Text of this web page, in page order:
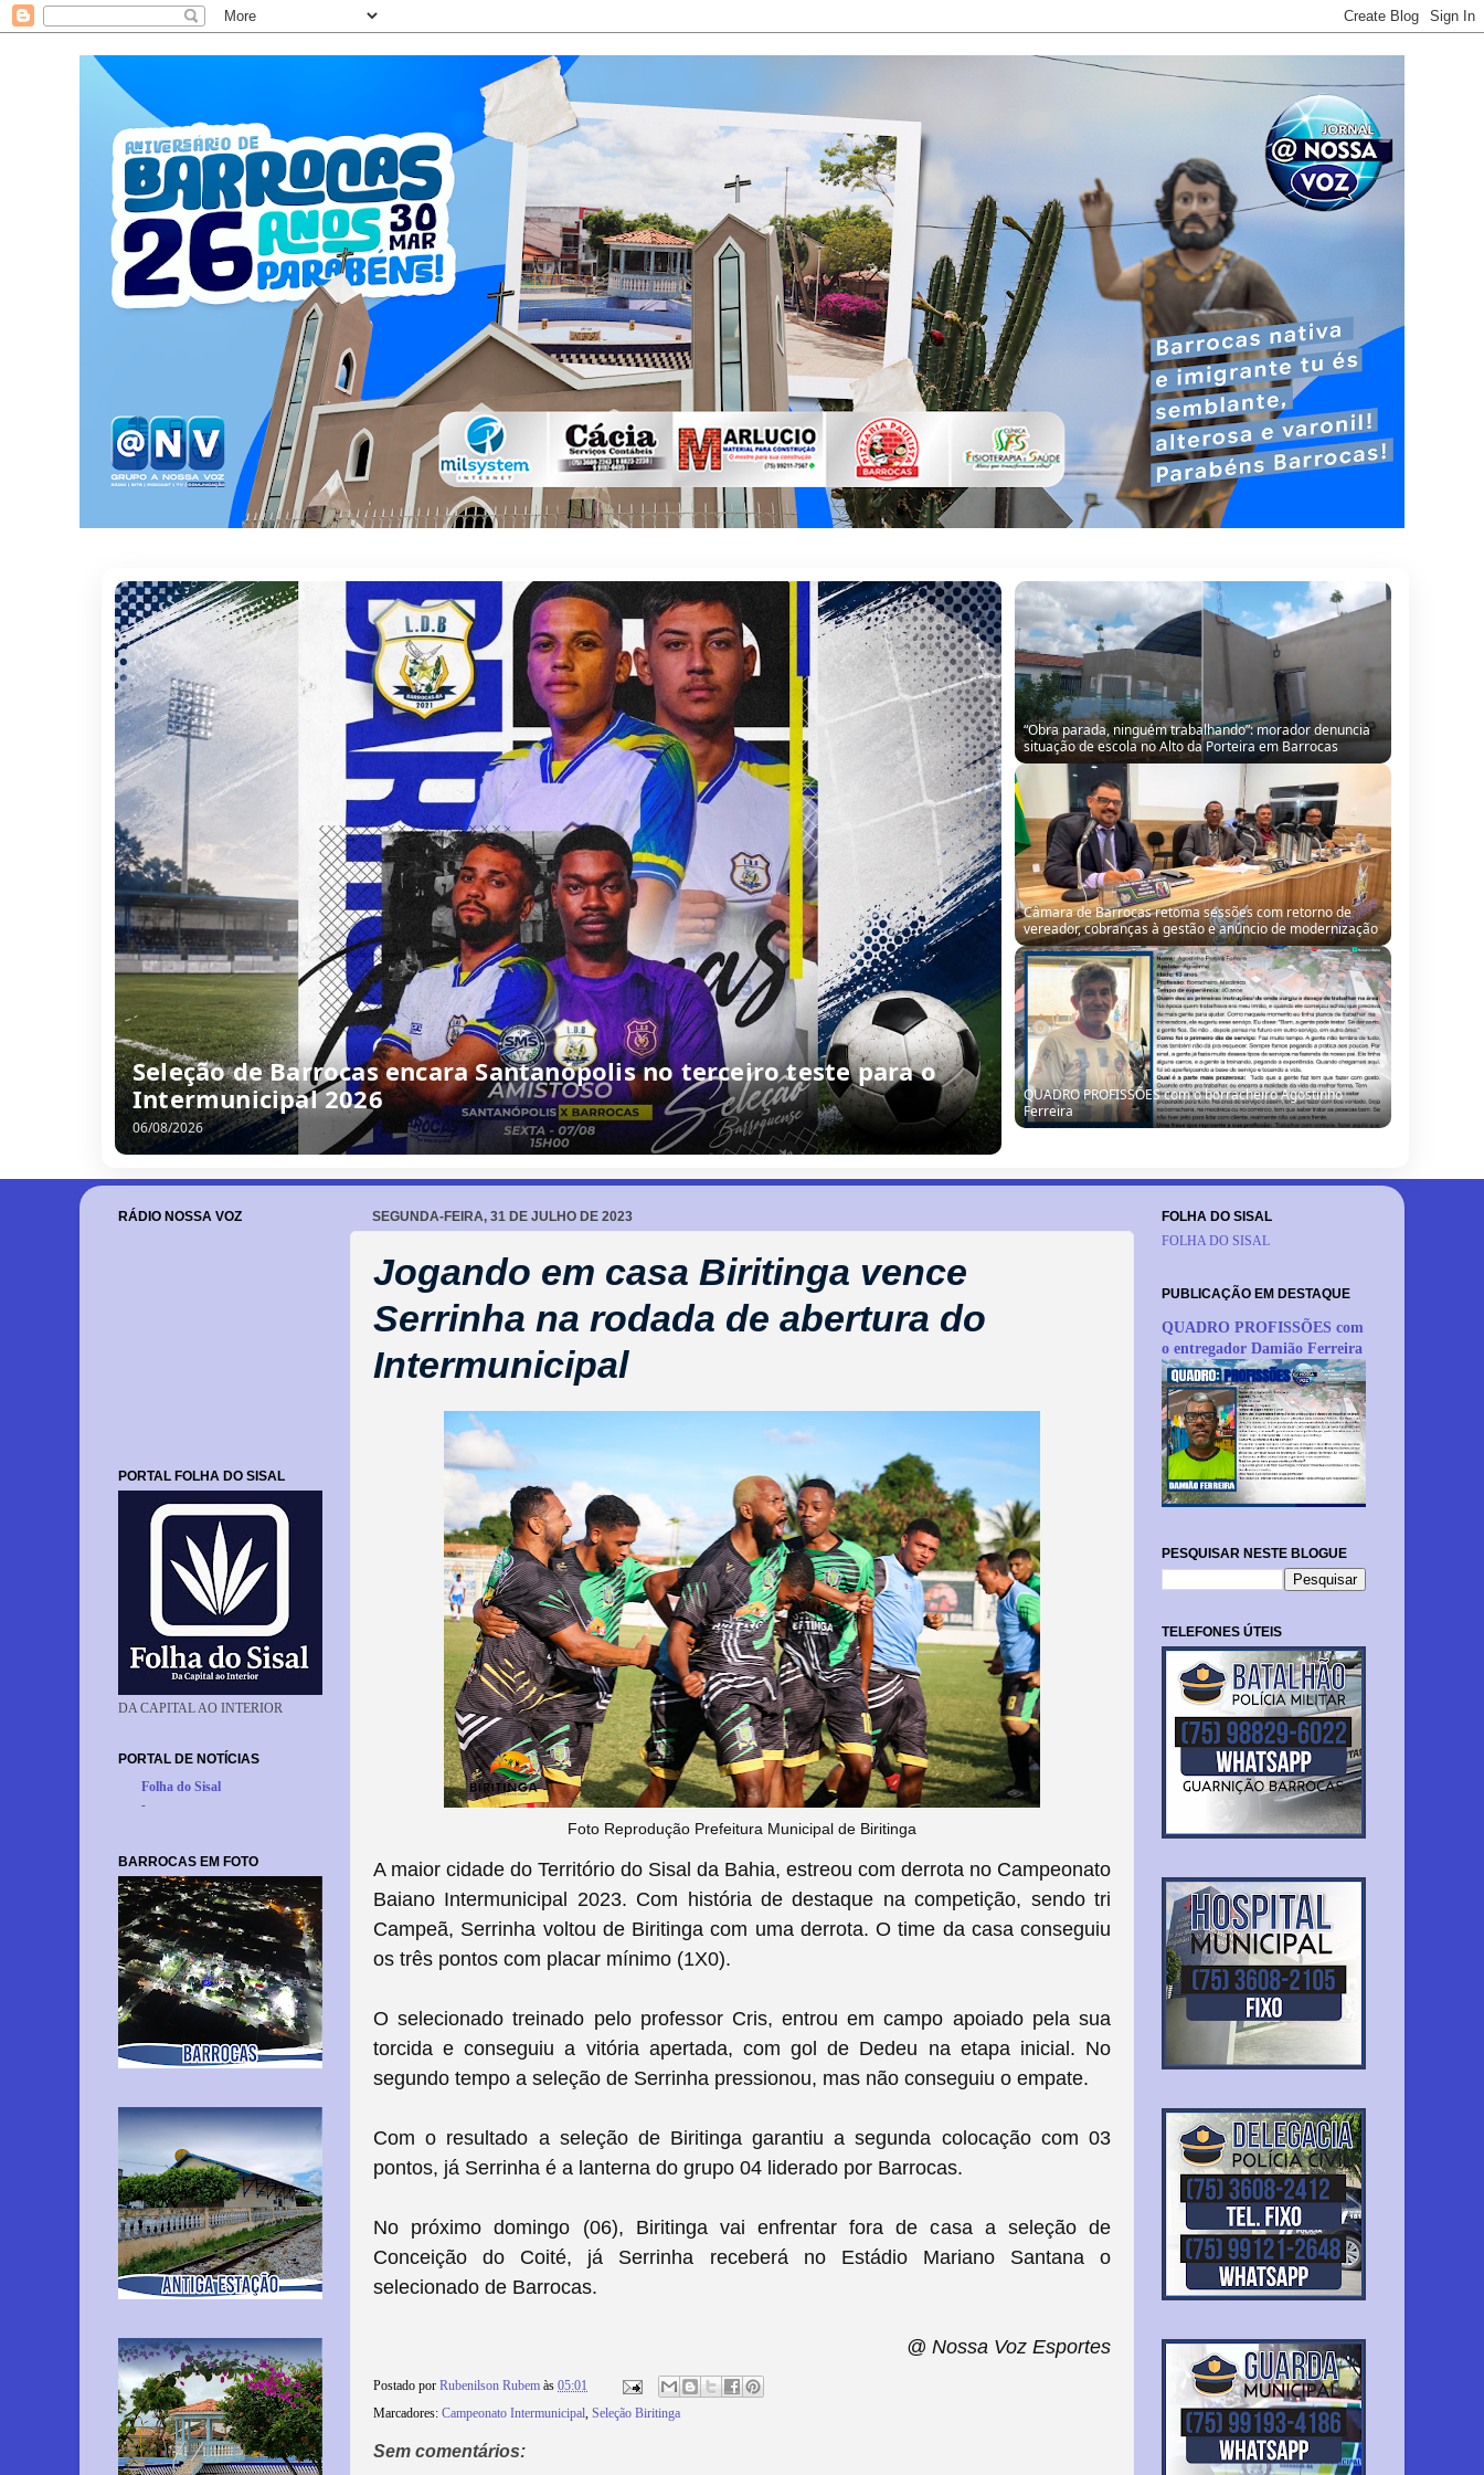
Seleção de Barrocas encara Santanópolis no terceiro teste para o
Intermunicipal 2026
06/08/2026
“Obra parada, ninguém trabalhando”: morador denuncia
situação de escola no Alto da Porteira em Barrocas
Câmara de Barrocas retoma sessões com retorno de
vereador, cobranças à gestão e anúncio de modernização
QUADRO PROFISSÕES com o borracheiro Agostinho
Ferreira
SEGUNDA-FEIRA, 31 DE JULHO DE 2023
Jogando em casa Biritinga vence
Serrinha na rodada de abertura do
Intermunicipal
Foto Reprodução Prefeitura Municipal de Biritinga
A maior cidade do Território do Sisal da Bahia, estreou com derrota no Campeonato
Baiano Intermunicipal 2023. Com história de destaque na competição, sendo tri
Campeã, Serrinha voltou de Biritinga com uma derrota. O time da casa conseguiu
os três pontos com placar mínimo (1X0).
O selecionado treinado pelo professor Cris, entrou em campo apoiado pela sua
torcida e conseguiu a vitória apertada, com gol de Dedeu na etapa inicial. No
segundo tempo a seleção de Serrinha pressionou, mas não conseguiu o empate.
Com o resultado a seleção de Biritinga garantiu a segunda colocação com 03
pontos, já Serrinha é a lanterna do grupo 04 liderado por Barrocas.
No próximo domingo (06), Biritinga vai enfrentar fora de casa a seleção de
Conceição do Coité, já Serrinha receberá no Estádio Mariano Santana o
selecionado de Barrocas.
@ Nossa Voz Esportes
Postado por Rubenilson Rubem às 05:01
Marcadores: Campeonato Intermunicipal, Seleção Biritinga
Sem comentários:
RÁDIO NOSSA VOZ
PORTAL FOLHA DO SISAL
DA CAPITAL AO INTERIOR
PORTAL DE NOTÍCIAS
Folha do Sisal
-
BARROCAS EM FOTO
FOLHA DO SISAL
FOLHA DO SISAL
PUBLICAÇÃO EM DESTAQUE
QUADRO PROFISSÕES com
o entregador Damião Ferreira
PESQUISAR NESTE BLOGUE
TELEFONES ÚTEIS